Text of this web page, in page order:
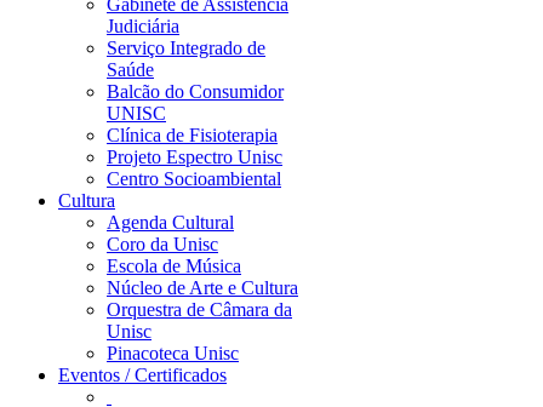
Gabinete de Assistência
Judiciária
Serviço Integrado de
Saúde
Balcão do Consumidor
UNISC
Clínica de Fisioterapia
Projeto Espectro Unisc
Centro Socioambiental
Cultura
Agenda Cultural
Coro da Unisc
Escola de Música
Núcleo de Arte e Cultura
Orquestra de Câmara da
Unisc
Pinacoteca Unisc
Eventos / Certificados